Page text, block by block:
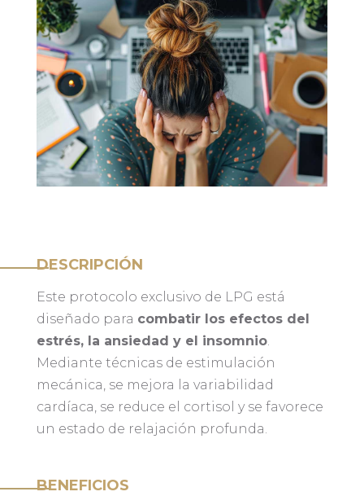
DESCRIPCIÓN
Este protocolo exclusivo de LPG está
diseñado para combatir los efectos del
estrés, la ansiedad y el insomnio.
Mediante técnicas de estimulación
mecánica, se mejora la variabilidad
cardíaca, se reduce el cortisol y se favorece
un estado de relajación profunda.
BENEFICIOS